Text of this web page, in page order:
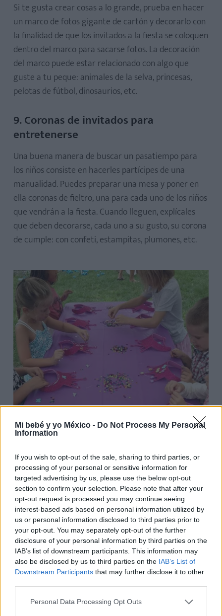
Mi bebé y yo México - Do Not Process My Personal
Information
If you wish to opt-out of the sale, sharing to third parties, or
processing of your personal or sensitive information for
targeted advertising by us, please use the below opt-out
section to confirm your selection. Please note that after your
opt-out request is processed you may continue seeing
interest-based ads based on personal information utilized by
us or personal information disclosed to third parties prior to
your opt-out. You may separately opt-out of the further
disclosure of your personal information by third parties on the
IAB’s list of downstream participants. This information may
also be disclosed by us to third parties on the IAB’s List of
Downstream Participants that may further disclose it to other
Personal Data Processing Opt Outs
Si te gusta crear cosas a lo grande, prueba en hacer
un marco de fotos gigante de cartón y decorarlo con
la finalidad de que los invitados a la fiesta se coloquen
dentro del marco para sacarse fotos. La decoración
del marco puede estar relacionado con algo que
guste a tu peque: animales de la selva, princesas,
pelotas de fútbol, dinosaurios, etc.
9. Coronas de invitados para
entretenerse
Una buena manera de buscar un pasatiempo para
los niños consiste en hacerles partícipes de una
manualidad. Puedes preparar una mesa y poner en
ella coronas de fieltro, una para cada uno de los niños
que vendrán a la fiesta. Cuando lleguen, explícales
que deben decorarse, cada uno a su gusto, su corona
de cumple: con confeti, estampitas, plumones, etc.
Foto: Pinterest
10. Globos en el centro de la mesa
Una idea bonita consiste en colocar, encima de la
mesa en la que se sirve la comida del cumpleaños,